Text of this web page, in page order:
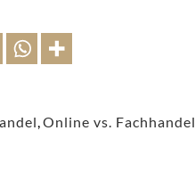
,Online vs. Fachhandel